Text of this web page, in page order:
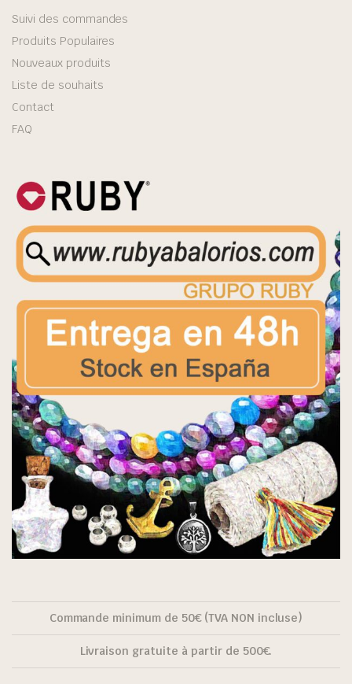
Suivi des commandes
Produits Populaires
Nouveaux produits
Liste de souhaits
Contact
FAQ
Commande minimum de 50€ (TVA NON incluse)
Livraison gratuite à partir de 500€.